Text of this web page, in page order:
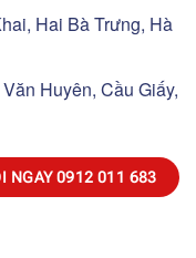
Hai Bà Trưng, Hà
Huyên, Cầu Giấy,
NGAY0912 011 683